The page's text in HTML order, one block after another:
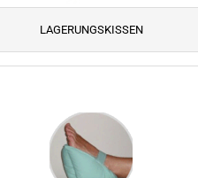
LAGERUNGSKISSEN